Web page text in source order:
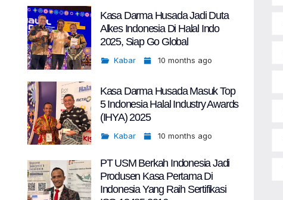
Kasa Darma Husada Jadi Duta
Alkes Indonesia Di Halal Indo
2025, Siap Go Global
Kabar 10 months ago
Kasa Darma Husada Masuk Top
5 Indonesia Halal Industry Awards
(IHYA) 2025
Kabar 10 months ago
PT USM Berkah Indonesia Jadi
Produsen Kasa Pertama Di
Indonesia Yang Raih Sertifikasi